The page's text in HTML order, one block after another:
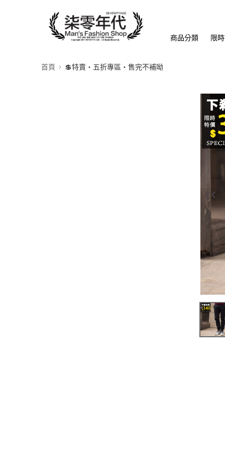
商品分類 限
首頁 💲特賣‧五折專區‧售完不補呦